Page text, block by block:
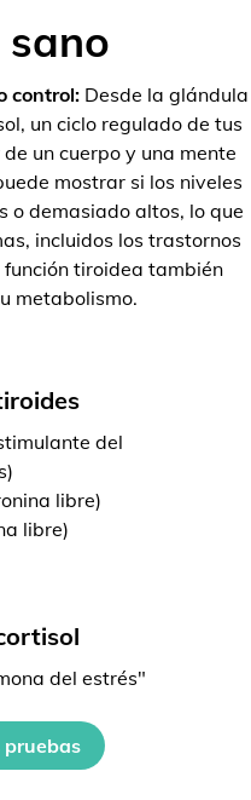
sano
control: Desde la glándula
un ciclo regulado de tus
un cuerpo y una mente
mostrar si los niveles
o demasiado altos, lo que
incluidos los trastornos
tiroidea también
metabolismo.
del
libre)
libre)
del estrés"
pruebas